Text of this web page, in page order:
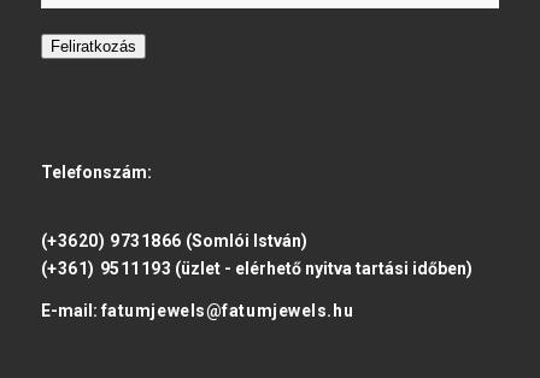
Feliratkozás
Telefonszám:
(+3620) 9731866 (Somlói István)
(+361) 9511193 (üzlet - elérhető nyitva tartási időben)
E-mail: fatumjewels@fatumjewels.hu